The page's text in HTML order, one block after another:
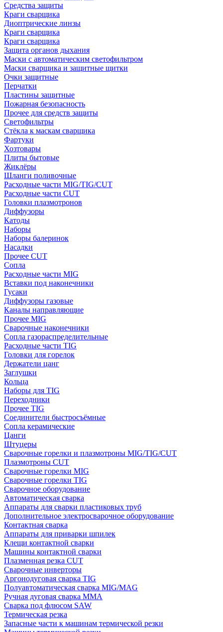
Средства защиты
Краги сварщика
Диоптрические линзы
Краги сварщика
Краги сварщика
Защита органов дыхания
Маски с автоматическим светофильтром
Маски сварщика и защитные щитки
Очки защитные
Перчатки
Пластины защитные
Пожарная безопасность
Прочее для средств защиты
Светофильтры
Стёкла к маскам сварщика
Фартуки
Хозтовары
Плиты бытовые
Жиклёры
Шланги поливочные
Расходные части MIG/TIG/CUT
Расходные части CUT
Головки плазмотронов
Диффузоры
Катоды
Наборы
Наборы балеринок
Насадки
Прочее CUT
Сопла
Расходные части MIG
Вставки под наконечники
Гусаки
Диффузоры газовые
Каналы направляющие
Прочее MIG
Сварочные наконечники
Сопла газораспределительные
Расходные части TIG
Головки для горелок
Держатели цанг
Заглушки
Кольца
Наборы для TIG
Переходники
Прочее TIG
Соединители быстросъёмные
Сопла керамические
Цанги
Штуцеры
Сварочные горелки и плазмотроны MIG/TIG/CUT
Плазмотроны CUT
Сварочные горелки MIG
Сварочные горелки TIG
Сварочное оборудование
Автоматическая сварка
Аппараты для сварки пластиковых труб
Дополнительное электросварочное оборудование
Контактная сварка
Аппараты для приварки шпилек
Клещи контактной сварки
Машины контактной сварки
Плазменная резка CUT
Сварочные инверторы
Аргонодуговая сварка TIG
Полуавтоматическая сварка MIG/MAG
Ручная дуговая сварка MMA
Сварка под флюсом SAW
Термическая резка
Запасные части к машинам термической резки